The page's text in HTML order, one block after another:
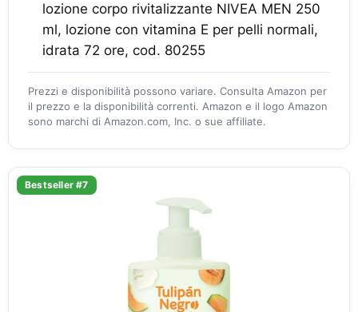
lozione corpo rivitalizzante NIVEA MEN 250
ml, lozione con vitamina E per pelli normali,
idrata 72 ore, cod. 80255
Prezzi e disponibilità possono variare. Consulta Amazon per
il prezzo e la disponibilità correnti. Amazon e il logo Amazon
sono marchi di Amazon.com, Inc. o sue affiliate.
Bestseller #7